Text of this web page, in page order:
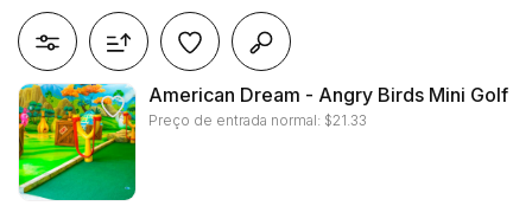
American Dream - Angry Birds Mini Golf
Preço de entrada normal: $21.33